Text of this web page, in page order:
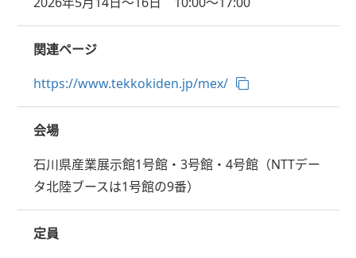
関連ページ
https://www.tekkokiden.jp/mex/
会場
石川県産業展示館1号館・3号館・4号館（NTTデー
タ北陸ブースは1号館の9番）
定員